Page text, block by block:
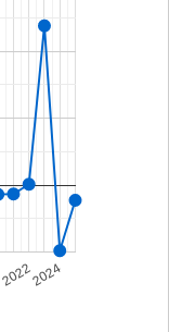
20222024